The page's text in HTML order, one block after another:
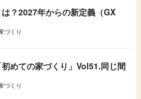
？2027年からの新定義（GX
づくり
めての家づくり」Vol51.同じ間
づくり